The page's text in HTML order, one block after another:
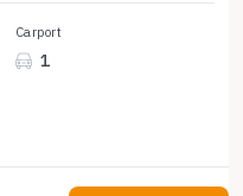
Carport
1